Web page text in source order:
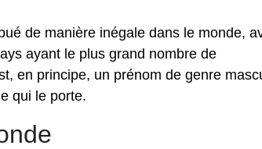
de manière inégale dans le monde,
ayant le plus grand nombre de
en principe, un prénom de genre
qui le porte.